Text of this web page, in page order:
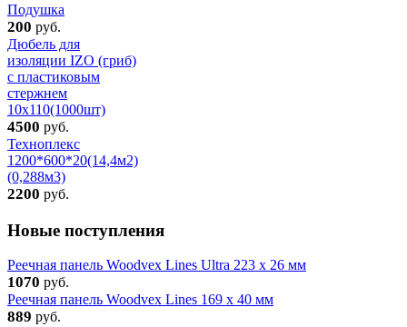
Подушка
200 руб.
Дюбель для
изоляции IZO (гриб)
с пластиковым
стержнем
10х110(1000шт)
4500 руб.
Техноплекс
1200*600*20(14,4м2)
(0,288м3)
2200 руб.
Новые поступления
Реечная панель Woodvex Lines Ultra 223 x 26 мм
1070 руб.
Реечная панель Woodvex Lines 169 x 40 мм
889 руб.